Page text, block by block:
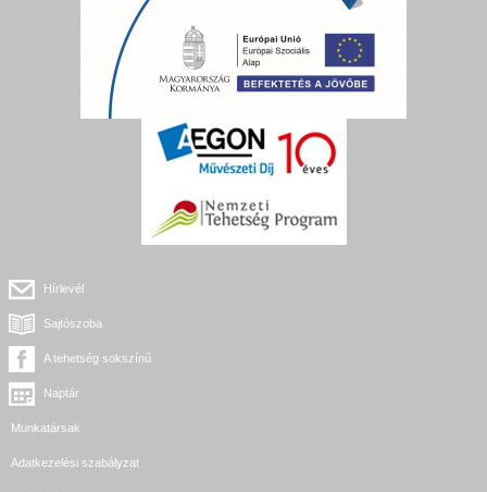
Hírlevél
Sajtószoba
A tehetség sokszínű
Naptár
Munkatársak
Adatkezelési szabályzat